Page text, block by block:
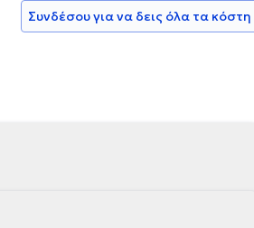
Συνδέσου για να δεις όλα τα κόστη